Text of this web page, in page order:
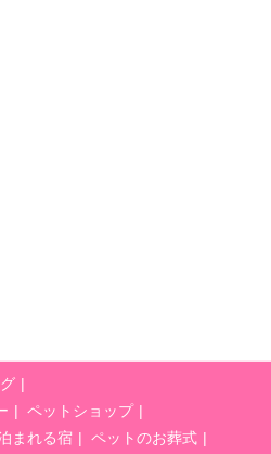
ペットショップ
まれる宿
ペットのお葬式